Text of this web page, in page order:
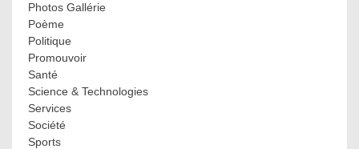
Photos Gallérie
Poème
Politique
Promouvoir
Santé
Science & Technologies
Services
Société
Sports